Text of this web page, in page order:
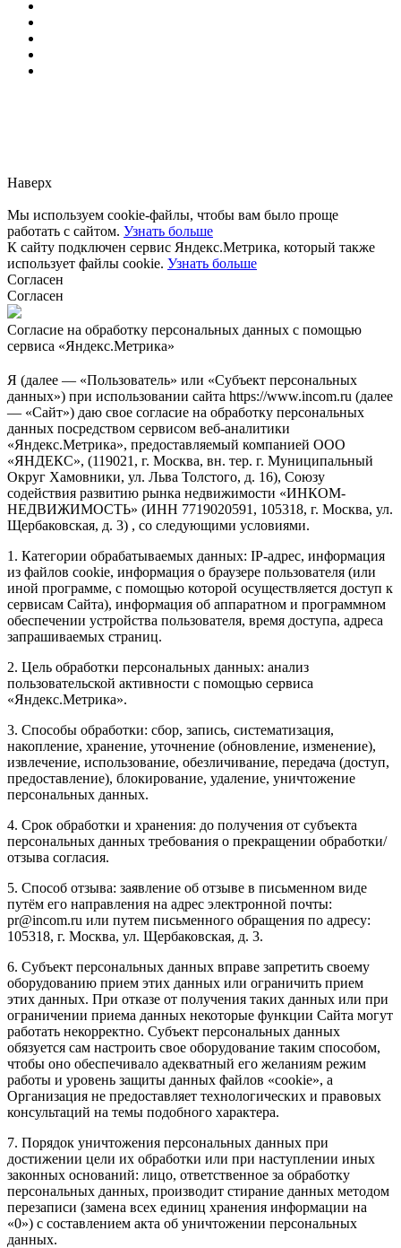
Наверх
Мы используем cookie-файлы, чтобы вам было проще
работать с сайтом. Узнать больше
К сайту подключен сервис Яндекс.Метрика, который также
использует файлы cookie. Узнать больше
Согласен
Согласен
Согласие на обработку персональных данных с помощью
сервиса «Яндекс.Метрика»
Я (далее — «Пользователь» или «Субъект персональных
данных») при использовании сайта https://www.incom.ru (далее
— «Сайт») даю свое согласие на обработку персональных
данных посредством сервисом веб-аналитики
«Яндекс.Метрика», предоставляемый компанией ООО
«ЯНДЕКС», (119021, г. Москва, вн. тер. г. Муниципальный
Округ Хамовники, ул. Льва Толстого, д. 16), Союзу
содействия развитию рынка недвижимости «ИНКОМ-
НЕДВИЖИМОСТЬ» (ИНН 7719020591, 105318, г. Москва, ул.
Щербаковская, д. 3) , со следующими условиями.
1. Категории обрабатываемых данных: IP-адрес, информация
из файлов cookie, информация о браузере пользователя (или
иной программе, с помощью которой осуществляется доступ к
сервисам Сайта), информация об аппаратном и программном
обеспечении устройства пользователя, время доступа, адреса
запрашиваемых страниц.
2. Цель обработки персональных данных: анализ
пользовательской активности с помощью сервиса
«Яндекс.Метрика».
3. Способы обработки: сбор, запись, систематизация,
накопление, хранение, уточнение (обновление, изменение),
извлечение, использование, обезличивание, передача (доступ,
предоставление), блокирование, удаление, уничтожение
персональных данных.
4. Срок обработки и хранения: до получения от субъекта
персональных данных требования о прекращении обработки/
отзыва согласия.
5. Способ отзыва: заявление об отзыве в письменном виде
путём его направления на адрес электронной почты:
pr@incom.ru или путем письменного обращения по адресу:
105318, г. Москва, ул. Щербаковская, д. 3.
6. Субъект персональных данных вправе запретить своему
оборудованию прием этих данных или ограничить прием
этих данных. При отказе от получения таких данных или при
ограничении приема данных некоторые функции Сайта могут
работать некорректно. Субъект персональных данных
обязуется сам настроить свое оборудование таким способом,
чтобы оно обеспечивало адекватный его желаниям режим
работы и уровень защиты данных файлов «cookie», а
Организация не предоставляет технологических и правовых
консультаций на темы подобного характера.
7. Порядок уничтожения персональных данных при
достижении цели их обработки или при наступлении иных
законных оснований: лицо, ответственное за обработку
персональных данных, производит стирание данных методом
перезаписи (замена всех единиц хранения информации на
«0») с составлением акта об уничтожении персональных
данных.